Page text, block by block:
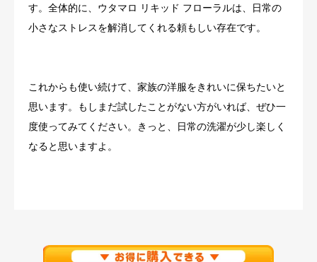
す。全体的に、ウタマロ リキッド フローラルは、日常の
小さなストレスを解消してくれる頼もしい存在です。
これからも使い続けて、家族の洋服をきれいに保ちたいと
思います。もしまだ試したことがない方がいれば、ぜひ一
度使ってみてください。きっと、日常の洗濯が少し楽しく
なると思いますよ。